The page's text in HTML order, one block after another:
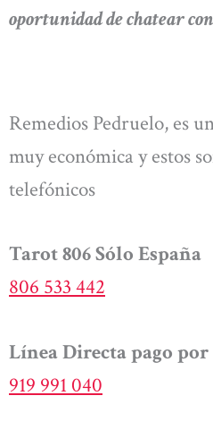
oportunidad de chatear
Remedios Pedruelo, es
muy económica y estos
telefónicos
Tarot 806 Sólo España
806 533 442
Línea Directa pago
919 991 040